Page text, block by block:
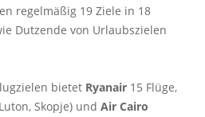
regelmäßig 19 Ziele in 18
Dutzende von Urlaubszielen
bietet Ryanair 15 Flüge,
Skopje) und Air Cairo